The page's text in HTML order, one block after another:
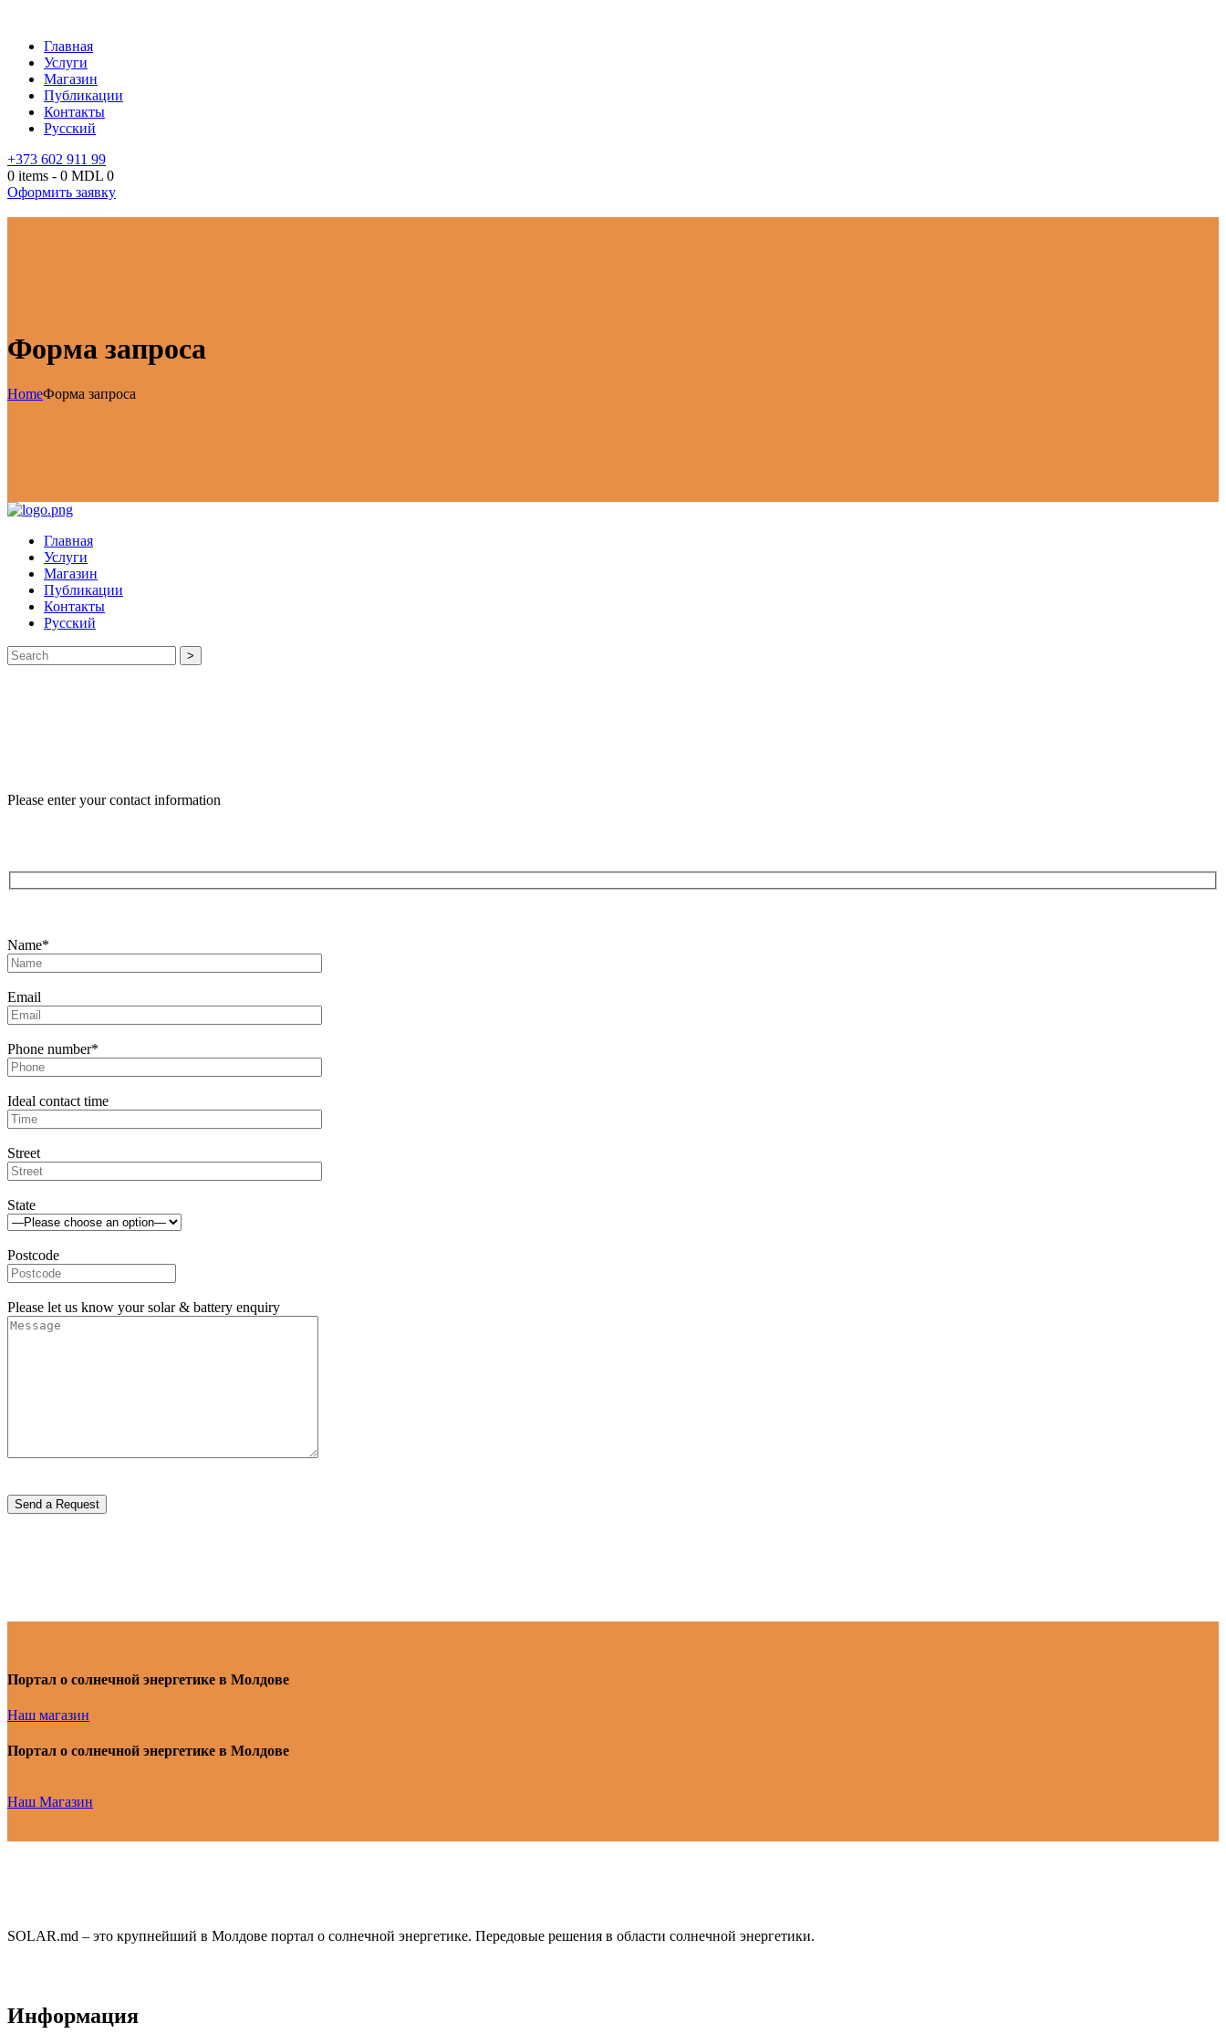
Главная
Услуги
Магазин
Публикации
Контакты
Русский
+373 602 911 99
0 items - 0 MDL 0
Оформить заявку
Форма запроса
HomeФорма запроса
Главная
Услуги
Магазин
Публикации
Контакты
Русский
>
Please enter your contact information
Name*
Email
Phone number*
Ideal contact time
Street
State
Postcode
Please let us know your solar & battery enquiry
Портал о солнечной энергетике в Молдове
Наш магазин
Портал о солнечной энергетике в Молдове
Наш Магазин
SOLAR.md – это крупнейший в Молдове портал о солнечной энергетике. Передовые решения в области солнечной энергетики.
Информация